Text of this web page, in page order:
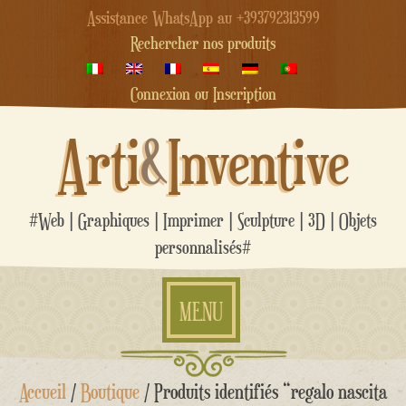
Assistance WhatsApp au +393792313599
Rechercher nos produits
Connexion ou Inscription
Arti&Inventive
#Web | Graphiques | Imprimer | Sculpture | 3D | Objets
personnalisés#
MENU
Aller
Accueil /Boutique / Produits identifiés “regalo nascita